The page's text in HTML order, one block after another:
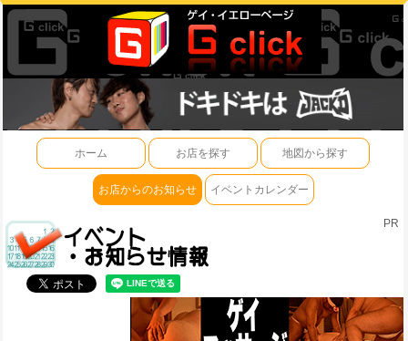
ホーム お店を探す 地図から探す
お店からのお知らせ イベントカレンダー
PR